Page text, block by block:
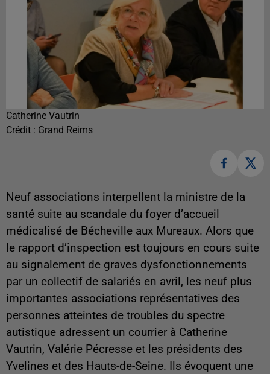
Catherine Vautrin
Crédit : Grand Reims
Neuf associations interpellent la ministre de la
santé suite au scandale du foyer d’accueil
médicalisé de Bécheville aux Mureaux. Alors que
le rapport d’inspection est toujours en cours suite
au signalement de graves dysfonctionnements
par un collectif de salariés en avril, les neuf plus
importantes associations représentatives des
personnes atteintes de troubles du spectre
autistique adressent un courrier à Catherine
Vautrin, Valérie Pécresse et les présidents des
Yvelines et des Hauts-de-Seine. Ils évoquent une